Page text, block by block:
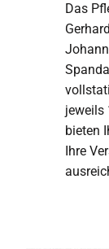
Das
jeweils
bieten
Ihre